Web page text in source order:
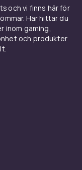
och vi finns här för
Här hittar du
gaming,
och produkter